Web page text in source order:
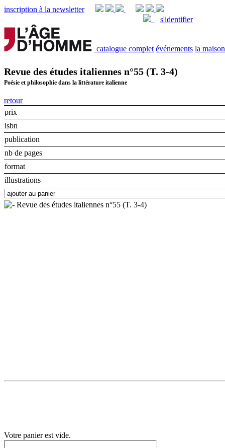
inscription à la newsletter
s'identifier
catalogue complet événements la maison
Revue des études italiennes n°55 (T. 3-4)
Poésie et philosophie dans la littérature italienne
retour
prix
isbn
publication
nb de pages
format
illustrations
Votre panier est vide.